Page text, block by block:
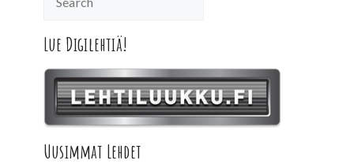
Lue Digilehtiä!
Uusimmat Lehdet